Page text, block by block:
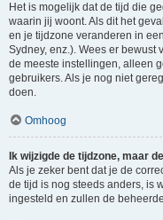
Het is mogelijk dat de tijd die
waarin jij woont. Als dit het
en je tijdzone veranderen in
Sydney, enz.). Wees er bewust
de meeste instellingen, alleen
gebruikers. Als je nog niet
doen.
Omhoog
Ik wijzigde de tijdzone, maar
Als je zeker bent dat je de
de tijd is nog steeds anders, is
ingesteld en zullen de